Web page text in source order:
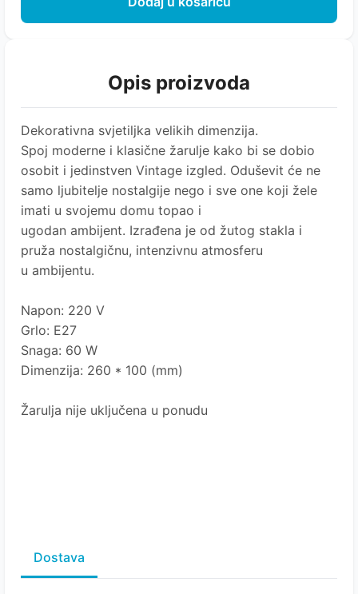
Opis proizvoda
Dekorativna svjetiljka velikih dimenzija.
Spoj moderne i klasične žarulje kako bi se dobio
osobit i jedinstven Vintage izgled. Oduševit će ne
samo ljubitelje nostalgije nego i sve one koji žele
imati u svojemu domu topao i
ugodan ambijent. Izrađena je od žutog stakla i
pruža nostalgičnu, intenzivnu atmosferu
u ambijentu.
Napon: 220 V
Grlo: E27
Snaga: 60 W
Dimenzija: 260 * 100 (mm)
Žarulja nije uključena u ponudu
Dostava